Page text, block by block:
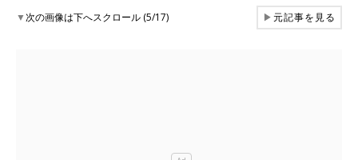
▼次の画像は下へスクロール (5/17) ▶元記事を見る